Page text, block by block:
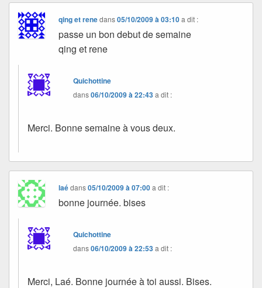
qing et renedans05/10/2009 à 03:10 a dit :
passe un bon debut de semaine
qing et rene
Quichottine
dans06/10/2009 à 22:43a dit :
Merci. Bonne semaine à vous deux.
laédans05/10/2009 à 07:00 a dit :
bonne journée. bises
Quichottine
dans06/10/2009 à 22:53a dit :
Merci, Laé. Bonne journée à toi aussi. Bises.